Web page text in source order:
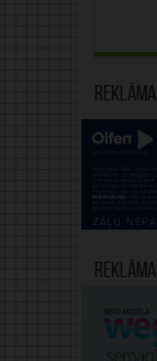
Reklāma
Reklāma